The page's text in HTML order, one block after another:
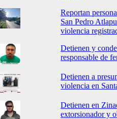
Reportan
San Pedro
violencia
Detienen y
responsable de
Detienen a
violencia en
Detienen en
extorsionador y